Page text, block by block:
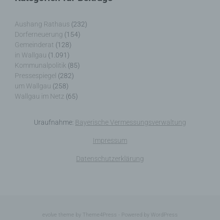
Aushang Rathaus (232)
Dorferneuerung (154)
Gemeinderat (128)
in Wallgau (1.091)
Kommunalpolitik (85)
Pressespiegel (282)
um Wallgau (258)
Wallgau im Netz (65)
Uraufnahme: Bayerische Vermessungsverwaltung
Impressum
Datenschutzerklärung
evolve theme by Theme4Press - Powered by WordPress
Wolfgang Behling
Karwendelstraße 9
82499 Wallgau
Deutschland
Cookies / SessionStorage / LocalStorage
Die Internetseiten verwenden teilweise so
genannte Cookies, LocalStorage und
SessionStorage. Dies dient dazu, unser Angebot
abspeichert. Cookies sind Textdateien, welche